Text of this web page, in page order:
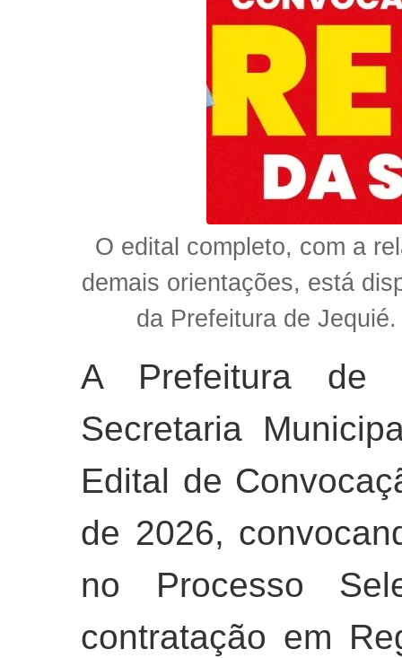
O edital completo, com a
demais orientações, está
da Prefeitura de
A Prefeitura de
Secretaria
Edital de
de 2026,
no Processo
contratação em